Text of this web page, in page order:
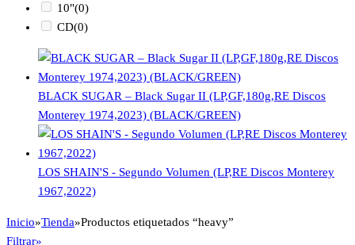
10"(0)
CD(0)
BLACK SUGAR – Black Sugar II (LP,GF,180g,RE Discos
Monterey 1974,2023) (BLACK/GREEN)
LOS SHAIN'S - Segundo Volumen (LP,RE Discos Monterey
1967,2022)
Inicio»Tienda»Productos etiquetados “heavy”
Filtrar»